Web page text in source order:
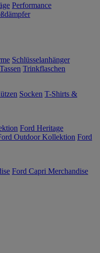
Performance
Schlüsselanhänger
Tassen Trinkflaschen
Socken T-Shirts &
Ford Heritage
Outdoor Kollektion Ford
Ford Capri Merchandise